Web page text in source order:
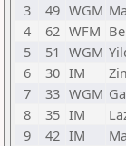
3
49 WGM
4
62 WFM
5
51 WGM
6
30 IM
7
33 WGM
8
35 IM
9
42 IM